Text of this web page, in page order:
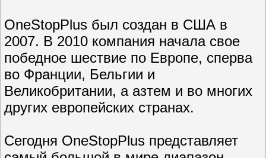
OneStopPlus был создан в США в
2007. В 2010 компания начала свое
победное шествие по Европе, сперва
во Франции, Бельгии и
Великобритании, а азтем и во многих
других европейских странах.
Сегодня OneStopPlus представляет